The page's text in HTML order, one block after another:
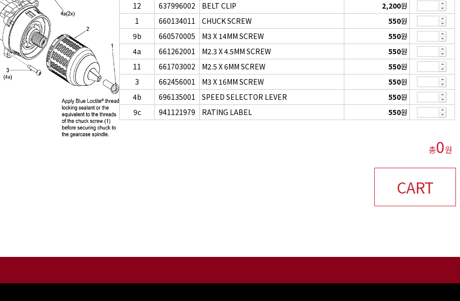
12
637996002 BELT CLIP 2,200원
1
660134011 CHUCK SCREW 550원
9b
660570005 M3 X 14MM SCREW 550원
4a
661262001 M2.3 X 4.5MM SCREW 550원
11
661703002 M2.5 X 6MM SCREW 550원
3
662456001 M3 X 16MM SCREW 550원
4b
696135001 SPEED SELECTOR LEVER 550원
9c
941121979 RATING LABEL 550원
총0원
CART